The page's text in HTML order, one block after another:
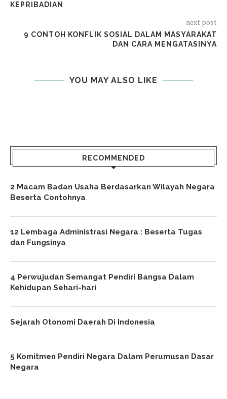
KEPRIBADIAN
next post
9 CONTOH KONFLIK SOSIAL DALAM MASYARAKAT
DAN CARA MENGATASINYA
YOU MAY ALSO LIKE
RECOMMENDED
2 Macam Badan Usaha Berdasarkan Wilayah Negara
Beserta Contohnya
12 Lembaga Administrasi Negara : Beserta Tugas
dan Fungsinya
4 Perwujudan Semangat Pendiri Bangsa Dalam
Kehidupan Sehari-hari
Sejarah Otonomi Daerah Di Indonesia
5 Komitmen Pendiri Negara Dalam Perumusan Dasar
Negara